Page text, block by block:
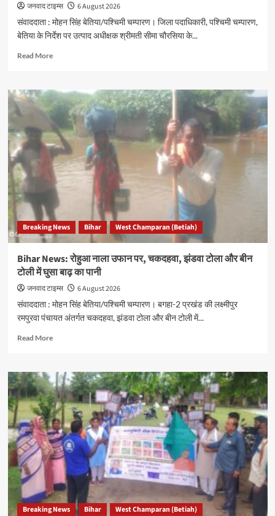
जनवाद टाइम्स
6 August 2026
संवाददाता : मोहन सिंह बेतिया/पश्चिमी चम्पारण। जिला पदाधिकारी, पश्चिमी चम्पारण,
बेतिया के निर्देश पर उत्पाद अधीक्षक श्रीमती सीमा चौरसिया के...
Read MoreRead
Bihar
News:
पश्चिमी
चम्पारण
में
उत्पाद
विभाग
की
बड़ी
कार्रवाई,
8
शराब
कारोबारी
गिरफ्तार,
मात्रा
में
देशी-
विदेशी
शराब
बरामद
Breaking News Bihar West Champaran (Betiah)
Bihar News: रोहुआ नाला उफान पर, चकदहवा, झंडवा टोला और बीन
टोली में घुसा बाढ़ का पानी
जनवाद टाइम्स
6 August 2026
संवाददाता : मोहन सिंह बेतिया/पश्चिमी चम्पारण। बगहा-2 प्रखंड की लक्ष्मीपुर
रमपुरवा पंचायत अंतर्गत चकदहवा, झंडवा टोला और बीन टोली में...
Read MoreRead
Bihar
News:
रोहुआ
नाला
उफान
पर,
चकदहवा,
झंडवा
टोला
बीन
टोली
में
Breaking News Bihar West Champaran (Betiah)